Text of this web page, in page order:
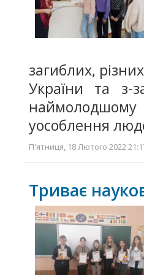
загиблих,
України та з-
уособлення
П'ятниця, 18 Лютого 2022
Триває